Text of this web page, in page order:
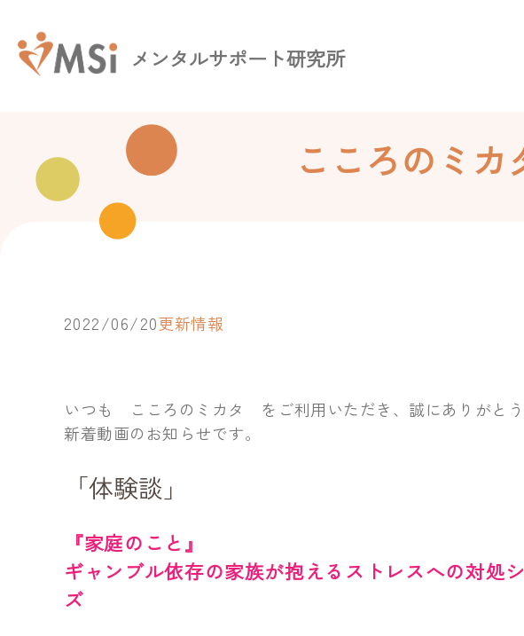
メンタルサポート研究所
こころのミ
2022/06/20更新情報
いつも こころのミカタ をご利用いただき、誠にありがとう
新着動画のお知らせです。
「体験談」
『家庭のこと』
ギャンブル依存の家族が抱えるストレスへの対処
ズ